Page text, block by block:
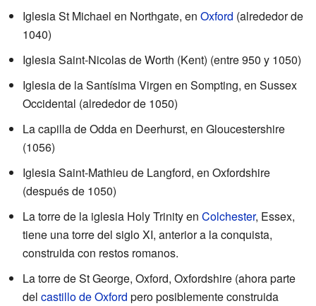
Iglesia St Michael en Northgate, en Oxford (alrededor de
1040)
Iglesia Saint-Nicolas de Worth (Kent) (entre 950 y 1050)
Iglesia de la Santísima Virgen en Sompting, en Sussex
Occidental (alrededor de 1050)
La capilla de Odda en Deerhurst, en Gloucestershire
(1056)
Iglesia Saint-Mathieu de Langford, en Oxfordshire
(después de 1050)
La torre de la iglesia Holy Trinity en Colchester, Essex,
tiene una torre del siglo XI, anterior a la conquista,
construida con restos romanos.
La torre de St George, Oxford, Oxfordshire (ahora parte
del castillo de Oxford pero posiblemente construida